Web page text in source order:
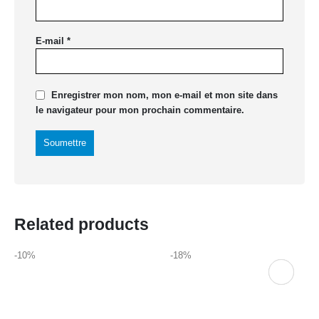
E-mail *
Enregistrer mon nom, mon e-mail et mon site dans
le navigateur pour mon prochain commentaire.
Related products
-10% -18%